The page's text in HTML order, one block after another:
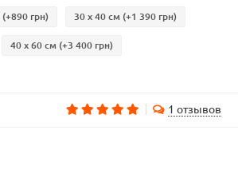
(+890 грн) 30 х 40 см (+1 390 грн)
40 х 60 см (+3 400 грн)
1 отзывов